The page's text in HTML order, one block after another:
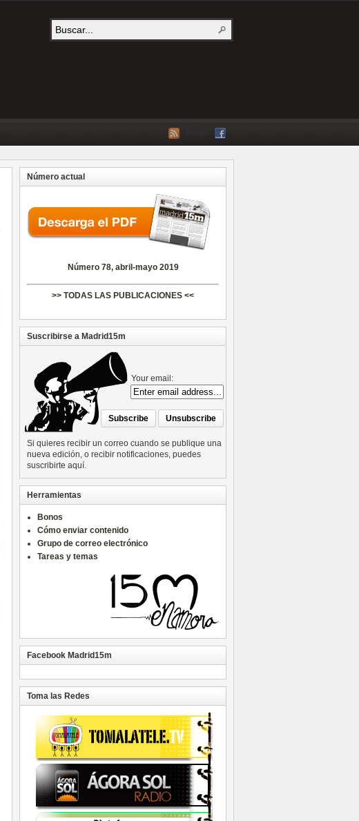
Número actual
Número 78, abril-mayo 2019
>> TODAS LAS PUBLICACIONES <<
Suscribirse a Madrid15m
Your email:
Si quieres recibir un correo cuando se publique una
nueva edición, o recibir notificaciones, puedes
suscribirte aquí.
Herramientas
Bonos
Cómo enviar contenido
Grupo de correo electrónico
Tareas y temas
Facebook Madrid15m
Toma las Redes